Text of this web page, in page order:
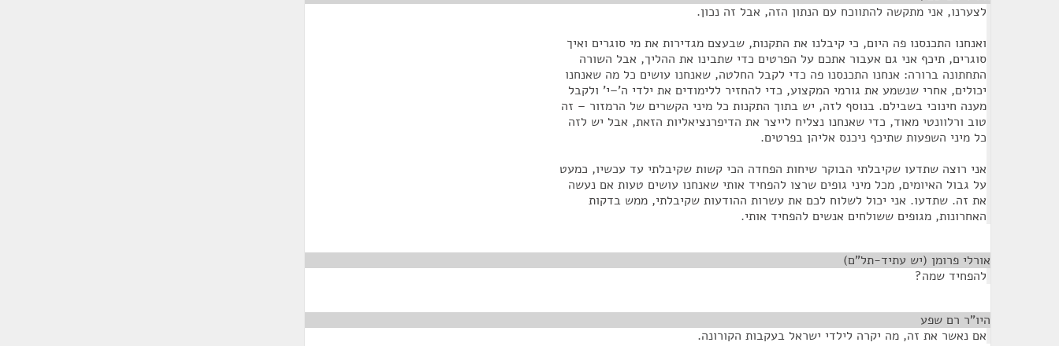
לצערנו, אני מתקשה להתווכח עם הנתון הזה, אבל זה נכון.
ואנחנו התכנסנו פה היום, כי קיבלנו את התקנות, שבעצם מגדירות את מי סוגרים ואיך
סוגרים, תיכף אני גם אעבור אתכם על הפרטים כדי שתבינו את ההליך, אבל השורה
התחתונה ברורה: אנחנו התכנסנו פה כדי לקבל החלטה, שאנחנו עושים כל מה שאנחנו
יכולים, אחרי שנשמע את גורמי המקצוע, כדי להחזיר ללימודים את ילדי ה'–י' ולקבל
מענה חינוכי בשבילם. בנוסף לזה, יש בתוך התקנות כל מיני הקשרים של הרמזור – זה
טוב ורלוונטי מאוד, כדי שאנחנו נצליח לייצר את הדיפרנציאליות הזאת, אבל יש לזה
כל מיני השפעות שתיכף ניכנס אליהן בפרטים.
אני רוצה שתדעו שקיבלתי הבוקר שיחות הפחדה הכי קשות שקיבלתי עד עכשיו, כמעט
על גבול האיומים, מכל מיני גופים שרצו להפחיד אותי שאנחנו עושים טעות אם נעשה
את זה. שתדעו. אני יכול לשלוח לכם את עשרות ההודעות שקיבלתי, ממש בדקות
האחרונות, מגופים ששולחים אנשים להפחיד אותי.
אורלי פרומן (יש עתיד-תל"ם)
להפחיד שמה?
היו"ר רם שפע
אם נאשר את זה, מה יקרה לילדי ישראל בעקבות הקורונה.